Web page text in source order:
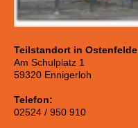
Teilstandort in Ostenfelde
Am Schulplatz 1
59320 Ennigerloh
Telefon:
02524 / 950 910